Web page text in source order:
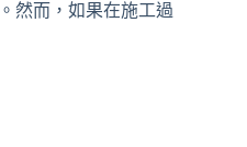
然而，如果在施工過